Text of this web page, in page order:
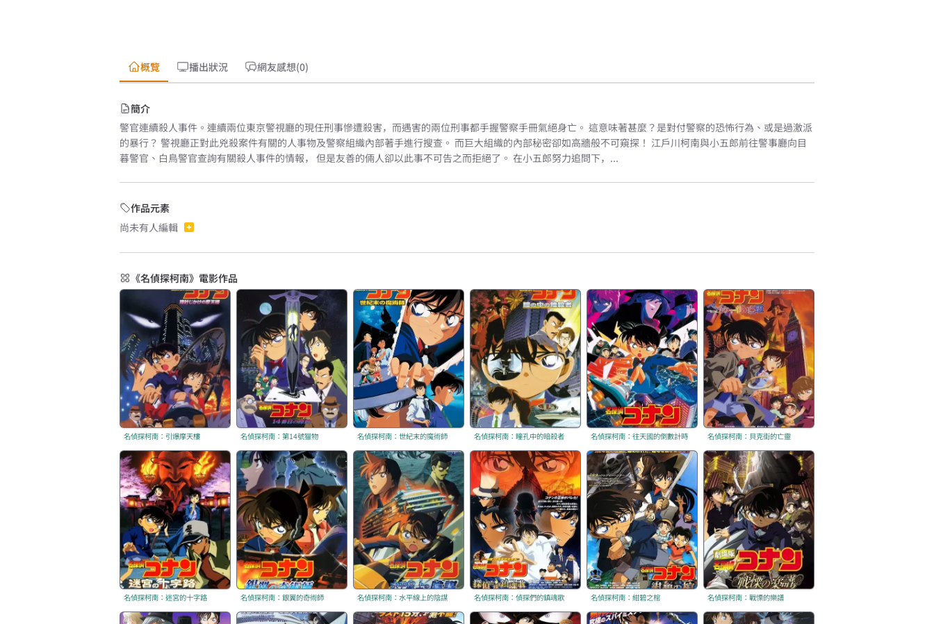
概覽 播出狀況 網友感想(0)
簡介
警官連續殺人事件。連續兩位東京警視廳的現任刑事慘遭殺害，而遇害的兩位刑事都手握警察手冊氣絕身亡。 這意味著甚麼？是對付警察的恐怖行為、或是過激派
的暴行？ 警視廳正對此兇殺案件有關的人事物及警察組織內部著手進行搜查。 而巨大組織的內部秘密卻如高牆般不可窺探！ 江戶川柯南與小五郎前往警事廳向目
暮警官、白鳥警官查詢有關殺人事件的情報， 但是友善的倆人卻以此事不可告之而拒絕了。 在小五郎努力追問下，...
作品元素
尚未有人編輯
《名偵探柯南》電影作品
名偵探柯南：引爆摩天樓 名偵探柯南：第14號獵物 名偵探柯南：世紀末的魔術師 名偵探柯南：瞳孔中的暗殺者 名偵探柯南：往天國的倒數計時 名偵探柯南：貝克街的亡靈
名偵探柯南：迷宮的十字路 名偵探柯南：銀翼的奇術師 名偵探柯南：水平線上的陰謀 名偵探柯南：偵探們的鎮魂歌 名偵探柯南：紺碧之棺 名偵探柯南：戰慄的樂譜